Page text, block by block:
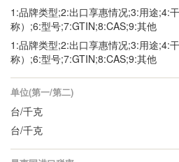
1:品牌类型;2:出口享惠情况;3:用途;4:
称）;6:型号;7:GTIN;8:CAS;9:其他
1:品牌类型;2:出口享惠情况;3:用途;4:
称）;6:型号;7:GTIN;8:CAS;9:其他
单位(第一/第二)
台/千克
台/千克